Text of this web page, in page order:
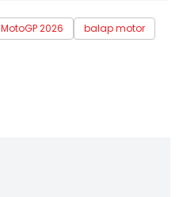
MotoGP 2026
balap motor